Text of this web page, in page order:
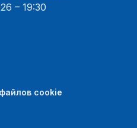
– 19:30
cookie